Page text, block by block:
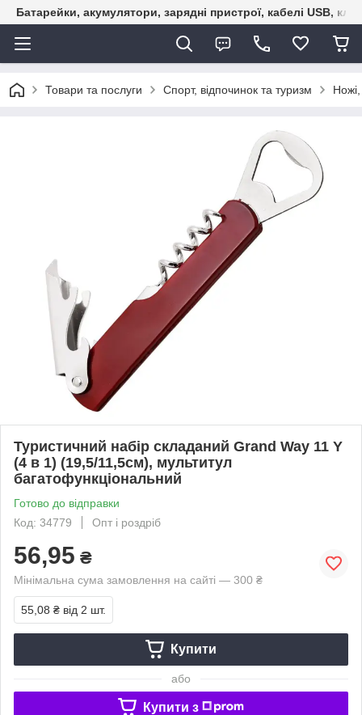
Батарейки, акумулятори, зарядні пристрої, кабелі USB,
Товари та послуги Спорт, відпочинок та туризм
Туристичний набір складаний Grand Way 11 Y
(4 в 1) (19,5/11,5см), мультитул
багатофункціональний
Готово до відправки
Код: 34779
Опт і роздріб
56,95 ₴
Мінімальна сума замовлення на сайті — 300 ₴
55,08 ₴ від 2 шт.
Купити
або
Купити з